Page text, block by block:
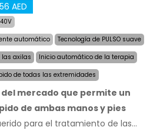
AED
automático
Tecnología de PULSO suave
axilas
Inicio automático de la terapia
de todas las extremidades
mercado que permite un
de ambas manos y pies
para el tratamiento de las